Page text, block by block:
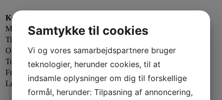
Kontorets åbningstider:
Mandag:
13.00 - 19.00
Tirsdag:
Onsdag:
09.00 - 13.00
Torsdag:
13.00 - 17.00
Fredag:
Lørdag - Søndag: Lukket
Samtykke til cookies
Vi og vores samarbejdspartnere bruger
teknologier, herunder cookies, til at
indsamle oplysninger om dig til forskellige
formål, herunder: Tilpasning af annoncering,